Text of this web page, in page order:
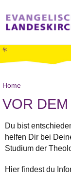
Home
VOR
Du bist
helfen Dir bei
Studium der
Hier findest du